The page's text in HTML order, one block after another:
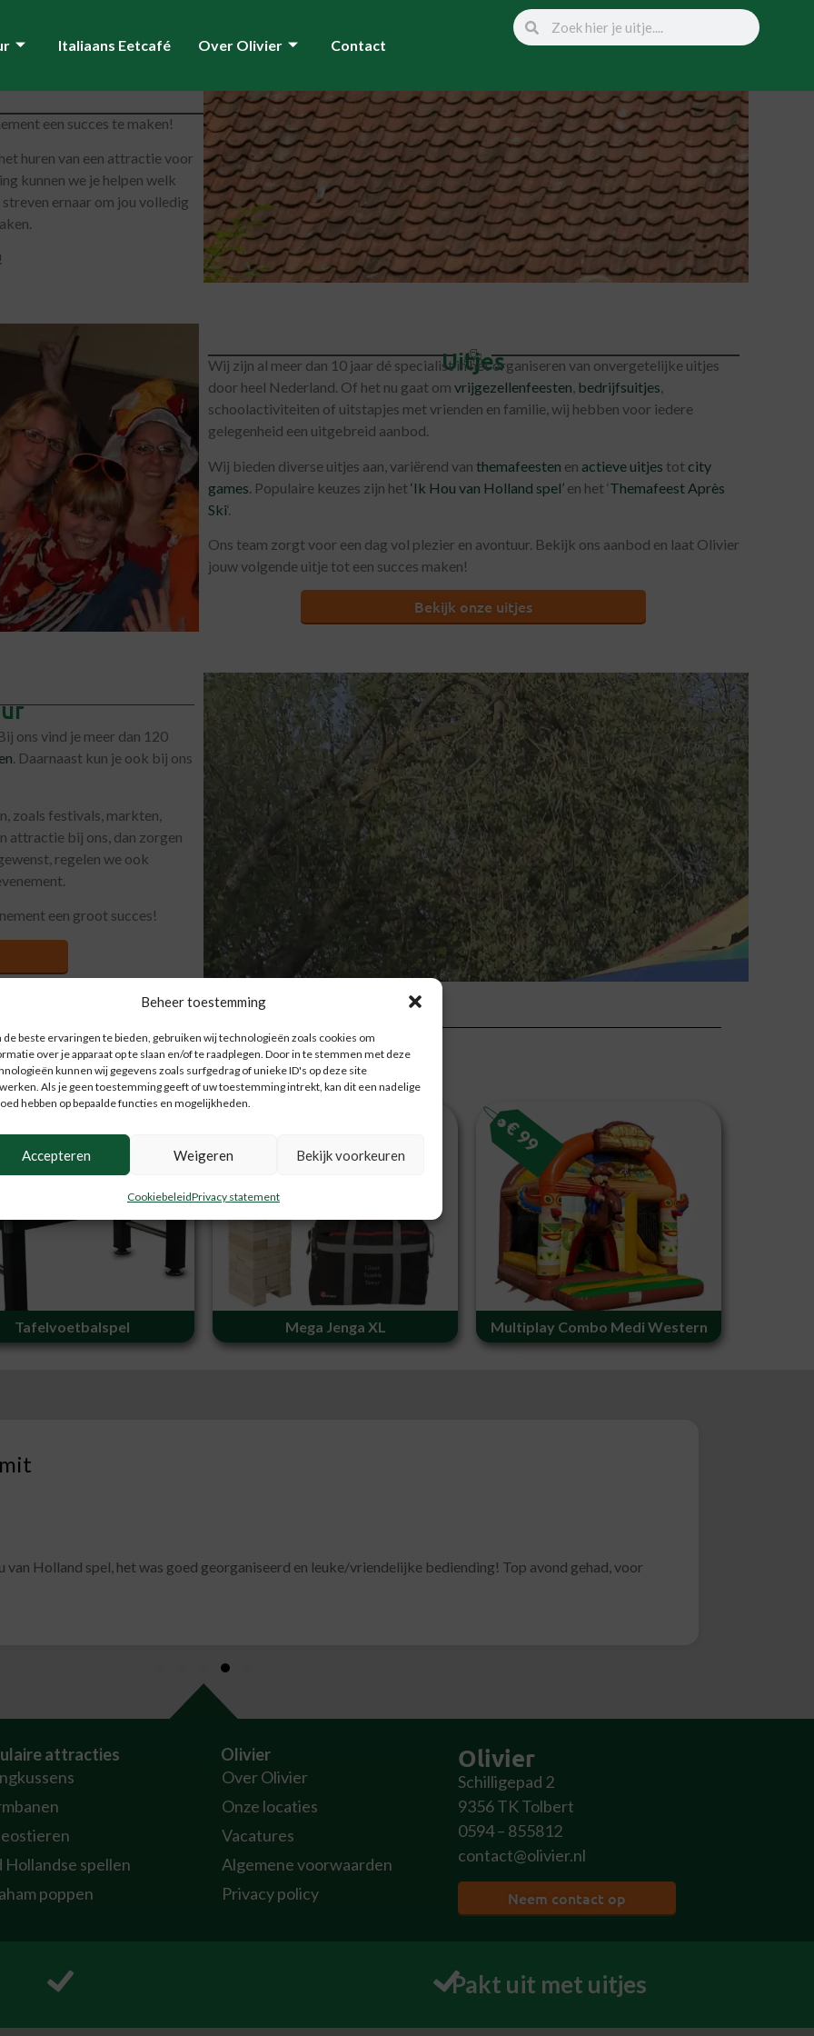
Beheer toestemming
de beste ervaringen te bieden, gebruiken wij technologieën zoals cookies om
over je apparaat op te slaan en/of te raadplegen. Door in te stemmen met deze
kunnen wij gegevens zoals surfgedrag of unieke ID's op deze site
Als je geen toestemming geeft of uw toestemming intrekt, kan dit een nadelige
hebben op bepaalde functies en mogelijkheden.
Accepteren Weigeren Bekijk voorkeuren
CookiebeleidPrivacy statement
Italiaans Eetcafé Over Olivier Contact
een succes te maken!
huren van een attractie voor
kunnen we je helpen welk
ernaar om jou volledig
!
Uitjes
Wij zijn al meer dan 10 jaar dé specialist in het organiseren van onvergetelijke uitjes
door heel Nederland. Of het nu gaat om vrijgezellenfeesten, bedrijfsuitjes,
schoolactiviteiten of uitstapjes met vrienden en familie, wij hebben voor iedere
gelegenheid een uitgebreid aanbod.
Wij bieden diverse uitjes aan, variërend van themafeesten en actieve uitjes tot city
games . Populaire keuzes zijn het‘Ik Hou van Holland spel’en het ‘Themafeest Après
Ski‘.
Ons team zorgt voor een dag vol plezier en avontuur. Bekijk ons aanbod en laat Olivier
jouw volgende uitje tot een succes maken!
Bekijk onze uitjes
ons vind je meer dan 120
. Daarnaast kun je ook bij ons
zoals festivals, markten,
attractie bij ons, dan zorgen
regelen we ook
een groot succes!
Populaire attracties en uitjes
Tafelvoetbalspel Mega Jenga XL Multiplay Combo Medi Western
€
99
attracties
Hollandse spellen
poppen
Olivier
Over Olivier
Onze locaties
Vacatures
Algemene voorwaarden
Privacy policy
Olivier
Schilligepad 2
9356 TK Tolbert
0594 – 855812
contact@olivier.nl
Neem contact op
P Pakt uit met uitjes